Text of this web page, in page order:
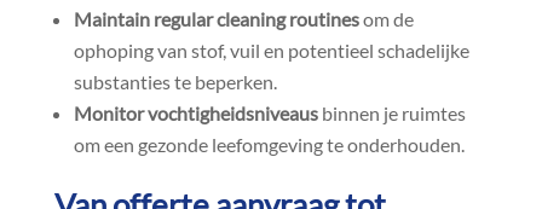
Maintain regular cleaning routinesom de
ophoping van stof, vuil en potentieel schadelijke
substanties te beperken.​
Monitor vochtigheidsniveausbinnen je ruimtes
om een gezonde leefomgeving te onderhouden.​